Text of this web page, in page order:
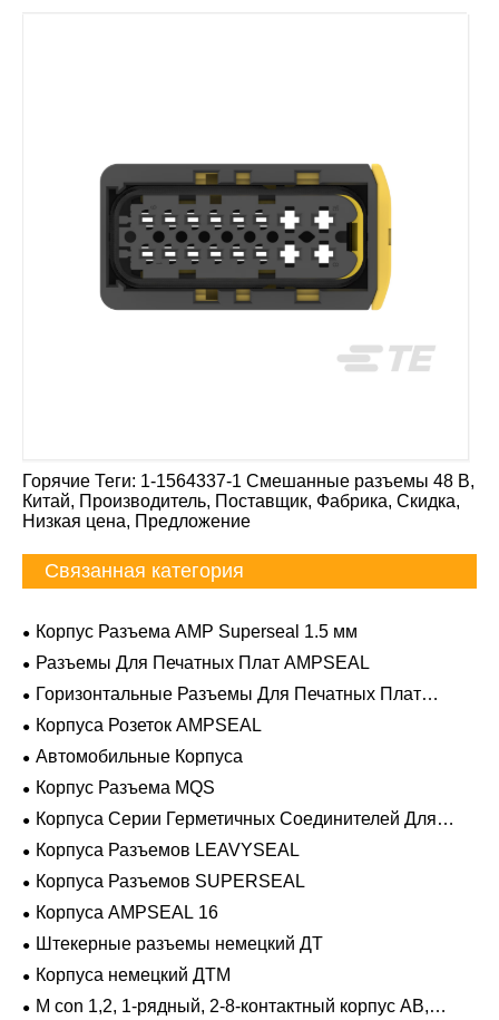
Горячие Теги: 1-1564337-1 Смешанные разъемы 48 В,
Китай, Производитель, Поставщик, Фабрика, Скидка,
Низкая цена, Предложение
Связанная категория
Корпус Разъема AMP Superseal 1.5 мм
Разъемы Для Печатных Плат AMPSEAL
Горизонтальные Разъемы Для Печатных Плат
AMPSEAL
Корпуса Розеток AMPSEAL
Автомобильные Корпуса
Корпус Разъема MQS
Корпуса Серии Герметичных Соединителей Для
Тяжелых Условий Эксплуатации
Корпуса Разъемов LEAVYSEAL
Корпуса Разъемов SUPERSEAL
Корпуса AMPSEAL 16
Штекерные разъемы немецкий ДТ
Корпуса немецкий ДТМ
M con 1,2, 1-рядный, 2-8-контактный корпус AB,